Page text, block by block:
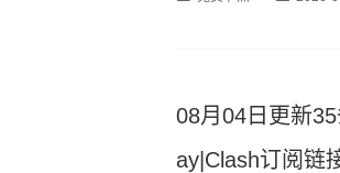
08月04日更新
ay|Clash订阅链